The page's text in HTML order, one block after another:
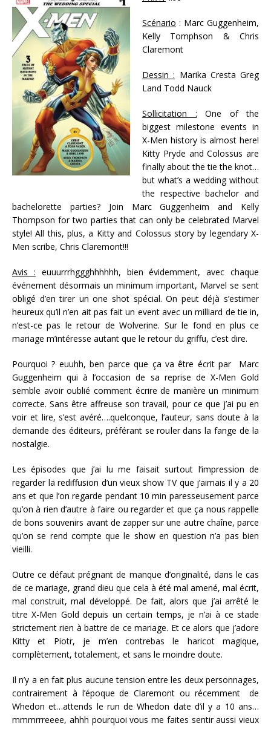
Scénario : Marc Guggenheim,
Kelly Tomphson & Chris
Claremont
Dessin : Marika Cresta Greg
Land Todd Nauck
Sollicitation : One of the
biggest milestone events in
X-Men history is almost here!
Kitty Pryde and Colossus are
finally about the tie the knot…
but what’s a wedding without
the respective bachelor and
bachelorette parties? Join Marc Guggenheim and Kelly
Thompson for two parties that can only be celebrated Marvel
style! All this, plus, a Kitty and Colossus story by legendary X-
Men scribe, Chris Claremont!!!
Avis : euuurrrhggghhhhhh, bien évidemment, avec chaque
événement désormais un minimum important, Marvel se sent
obligé d’en tirer un one shot spécial. On peut déjà s’estimer
heureux qu’il n’en ait pas fait un event avec un milliard de tie in,
n’est-ce pas le retour de Wolverine. Sur le fond en plus ce
mariage m’intéresse autant que le retour du griffu, c’est dire.
Pourquoi ? euuhh, ben parce que ça va être écrit par Marc
Guggenheim qui à l’occasion de sa reprise de X-Men Gold
semble avoir oublié comment écrire de manière un minimum
correcte. Sans être affreuse son travail, pour ce que j’ai pu en
voir et lire, s’est avéré….quelconque, l’auteur, sans doute à la
demande des éditeurs, préférant se rouler dans la fange de la
nostalgie.
Les épisodes que j’ai lu me faisait surtout l’impression de
regarder la rediffusion d’un vieux show TV que j’aimais il y a 20
ans et que l’on regarde pendant 10 min paresseusement parce
qu’on à rien d’autre à faire ou regarder et que ça nous rappelle
de bons souvenirs avant de zapper sur une autre chaîne, parce
qu’on se rend compte que le show en question n’a pas bien
vieilli.
Outre ce défaut prégnant de manque d’originalité, dans le cas
de ce mariage, grand dieu que cela à été mal amené, mal écrit,
mal construit, mal développé. De fait, alors que j’ai arrêté le
titre X-Men Gold depuis un certain temps, je n’ai à ce stade
strictement rien à battre de ce mariage. Et ce alors que j’adore
Kitty et Piotr, je m’en contrebas le haricot magique,
complètement, totalement, et sans le moindre doute.
Il n’y a en fait plus aucune tension entre les deux personnages,
contrairement à l’époque de Claremont ou récemment de
Whedon et…attends le run de Whedon date d’il y a 10 ans…
mmmrrreeee, ahhh pourquoi vous me faites sentir aussi vieux